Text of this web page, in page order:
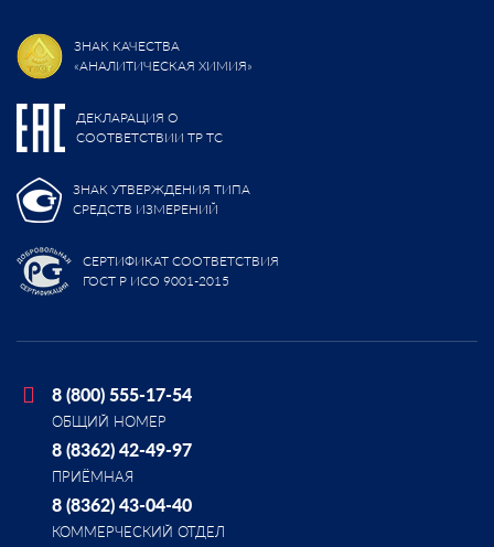
ЗНАК КАЧЕСТВА
«АНАЛИТИЧЕСКАЯ ХИМИЯ»
ДЕКЛАРАЦИЯ О
СООТВЕТСТВИИ ТР ТС
ЗНАК УТВЕРЖДЕНИЯ ТИПА
СРЕДСТВ ИЗМЕРЕНИЙ
СЕРТИФИКАТ СООТВЕТСТВИЯ
ГОСТ Р ИСО 9001-2015
8 (800) 555-17-54
ОБЩИЙ НОМЕР
8 (8362) 42-49-97
ПРИЁМНАЯ
8 (8362) 43-04-40
КОММЕРЧЕСКИЙ ОТДЕЛ